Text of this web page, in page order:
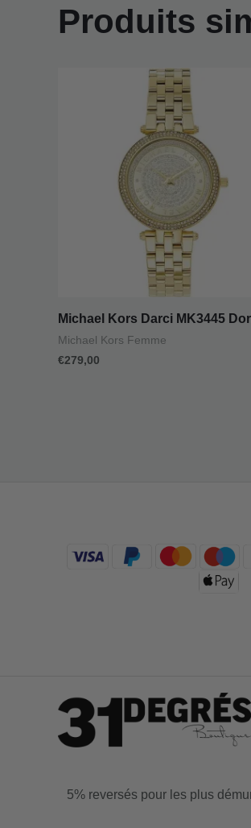
Produits
Michael Kors Darci MK3445
Michael Kors Femme
€279,00
5% reversés pour les plus